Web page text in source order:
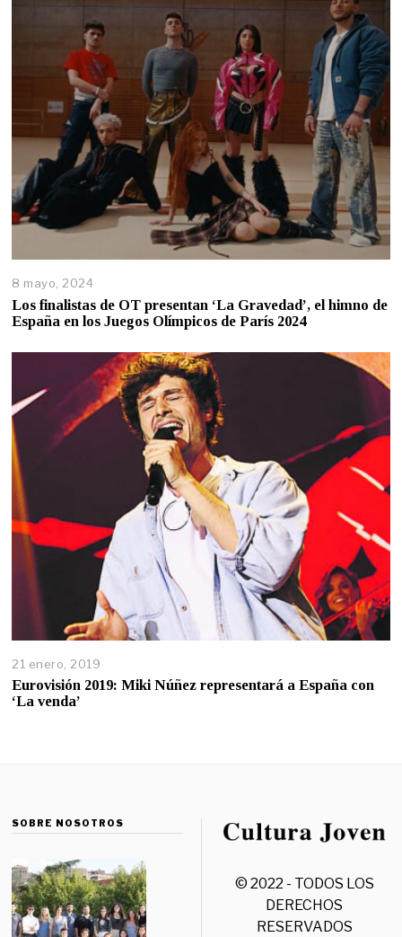
8 mayo, 2024
Los finalistas de OT presentan ‘La Gravedad’, el himno de
España en los Juegos Olímpicos de París 2024
21 enero, 2019
Eurovisión 2019: Miki Núñez representará a España con
‘La venda’
SOBRE NOSOTROS
© 2022 - TODOS LOS
DERECHOS
RESERVADOS